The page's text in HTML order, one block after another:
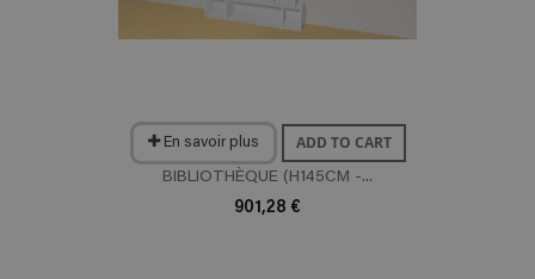
En savoir plus ADD TO CART
BIBLIOTHÈQUE (H145CM -...
901,28 €